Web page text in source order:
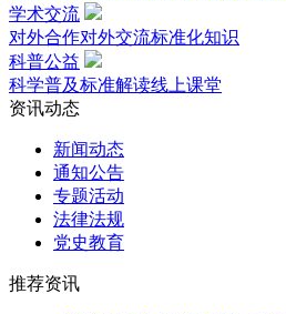
学术交流
对外合作对外交流标准化知识
科普公益
科学普及标准解读线上课堂
资讯动态
新闻动态
通知公告
专题活动
法律法规
党史教育
推荐资讯